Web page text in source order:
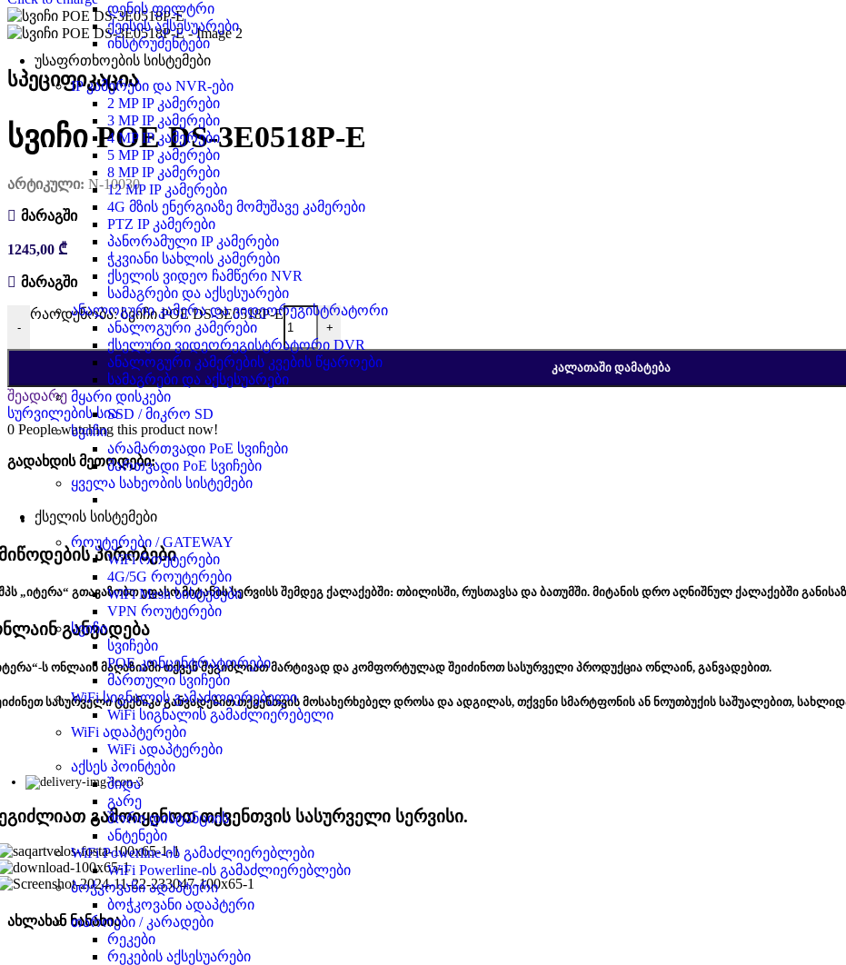
დენის ფილტრი
ქეისის აქსესუარები
ინსტრუმენტები
უსაფრთხოების სისტემები
IP კამერები და NVR-ები
2 MP IP კამერები
3 MP IP კამერები
4 MP IP კამერები
5 MP IP კამერები
8 MP IP კამერები
12 MP IP კამერები
4G მზის ენერგიაზე მომუშავე კამერები
PTZ IP კამერები
პანორამული IP კამერები
ჭკვიანი სახლის კამერები
ქსელის ვიდეო ჩამწერი NVR
სამაგრები და აქსესუარები
ანალოგური კამერა და ვიდეორეგისტრატორი
ანალოგური კამერები
ქსელური ვიდეორეგისტრატორი DVR
ანალოგური კამერების კვების წყაროები
სამაგრები და აქსესუარები
მყარი დისკები
SSD / მიკრო SD
სვიჩი
არამართვადი PoE სვიჩები
მართვადი PoE სვიჩები
ყველა სახეობის სისტემები
ქსელის სისტემები
როუტერები / GATEWAY
WiFi როუტერები
4G/5G როუტერები
WiFi Mesh სისტემები
VPN როუტერები
სვიჩი
სვიჩები
POE კონცენტრატორები
მართული სვიჩები
WiFi სიგნალის გამაძლიერებელი
WiFi სიგნალის გამაძლიერებელი
WiFi ადაპტერები
WiFi ადაპტერები
აქსეს პოინტები
შიდა
გარე
შორი დისტანციის
ანტენები
WiFi Powerline-ის გამაძლიერებლები
WiFi Powerline-ის გამაძლიერებლები
ბოჭკოვანი ადაპტერი
ბოჭკოვანი ადაპტერი
თაროები / კარადები
რეკები
რეკების აქსესუარები
სპეციფიკაცია
სვიჩი POE DS-3E0518P-E
არტიკული: N-10030
მარაგში
1245,00 ₾
მარაგში
-
რაოდენობა: სვიჩი POE DS-3E0518P-E
+
ᲙᲐᲚᲐᲗᲐᲨᲘ ᲓᲐᲛᲐᲢᲔᲑᲐ
შეადარე
სურვილების სია
0 People watching this product now!
გადახდის მეთოდები:
პირობები
„იტერა“ გთავაზობთ უფასო მიტანის სერვისს შემდეგ ქალაქებში: თბილისში, რუსთავსა და ბათუმში. მიტანის დრო აღნიშნულ ქალაქებში
განვადება
ს ონლაინ მაღაზიაში თქვენ შეგიძლიათ მარტივად და კომფორტულად შეიძინოთ სასურველი პროდუქცია ონლაინ, განვადებით.
სასურველი ტექნიკა განვადებით თქვენთვის მოსახერხებელ დროსა და ადგილას, თქვენი სმარტფონის ან ნოუთბუქის საშუალებით,
გამოიყენოთ თქვენთვის სასურველი სერვისი.
ახლახან ნანახია